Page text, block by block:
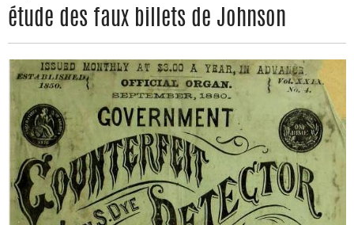
étude des faux billets de Johnson